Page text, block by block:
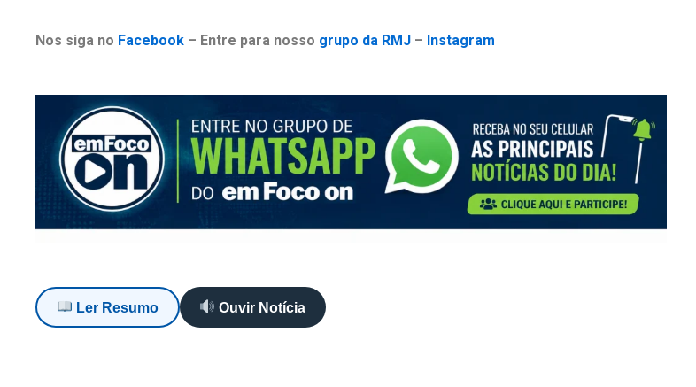
Nos siga no Facebook – Entre para nosso grupo da RMJ – Instagram
Ler Resumo Ouvir Notícia